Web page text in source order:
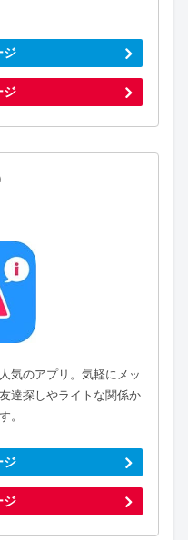
ジ
ジ
気のアプリ。気軽にメッ
達探しやライトな関係か
。
ジ
ジ